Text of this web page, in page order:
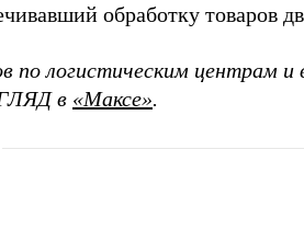
обработку товаров
по логистическим центрам
в «Максе».